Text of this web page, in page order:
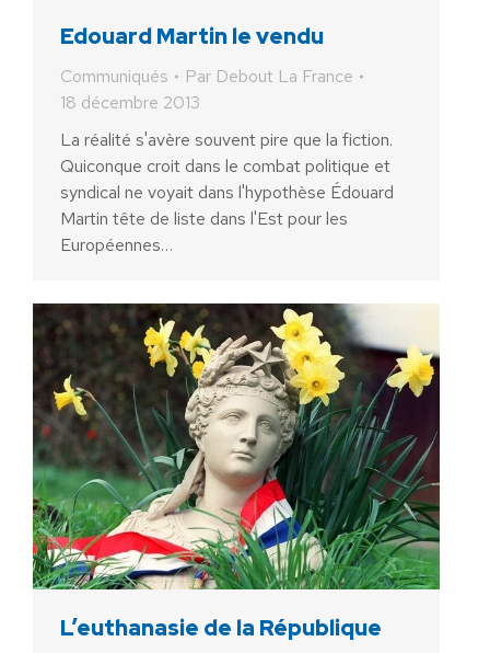
Edouard Martin le vendu
Communiqués Par Debout La France
18 décembre 2013
La réalité s'avère souvent pire que la fiction.
Quiconque croit dans le combat politique et
syndical ne voyait dans l'hypothèse Édouard
Martin tête de liste dans l'Est pour les
Européennes…
L’euthanasie de la République